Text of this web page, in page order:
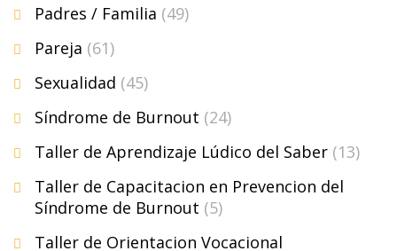
Padres / Familia (49)
Pareja (61)
Sexualidad (45)
Síndrome de Burnout (24)
Taller de Aprendizaje Lúdico del Saber (13)
Taller de Capacitacion en Prevencion del
Síndrome de Burnout (5)
Taller de Orientacion Vocacional